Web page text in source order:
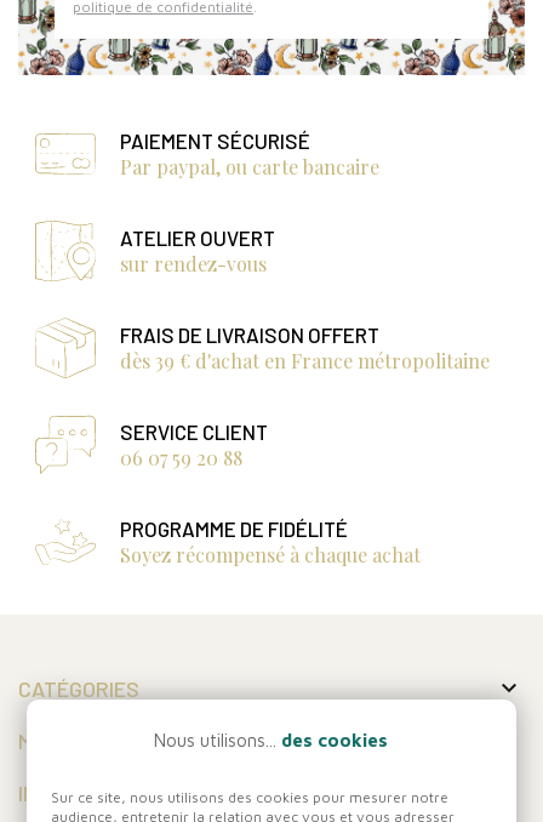
politique de confidentialité
PAIEMENT SÉCURISÉ
Par paypal, ou carte bancaire
ATELIER OUVERT
sur rendez-vous
FRAIS DE LIVRAISON OFFERT
dès 39 € d'achat en France métropolitaine
SERVICE CLIENT
06 07 59 20 88
PROGRAMME DE FIDÉLITÉ
Soyez récompensé à chaque achat
CATÉGORIES 
MON COMPTE
INFORMATIONS
Nous utilisons... des cookies
Sur ce site, nous utilisons des cookies pour mesurer notre
audience, entretenir la relation avec vous et vous adresser